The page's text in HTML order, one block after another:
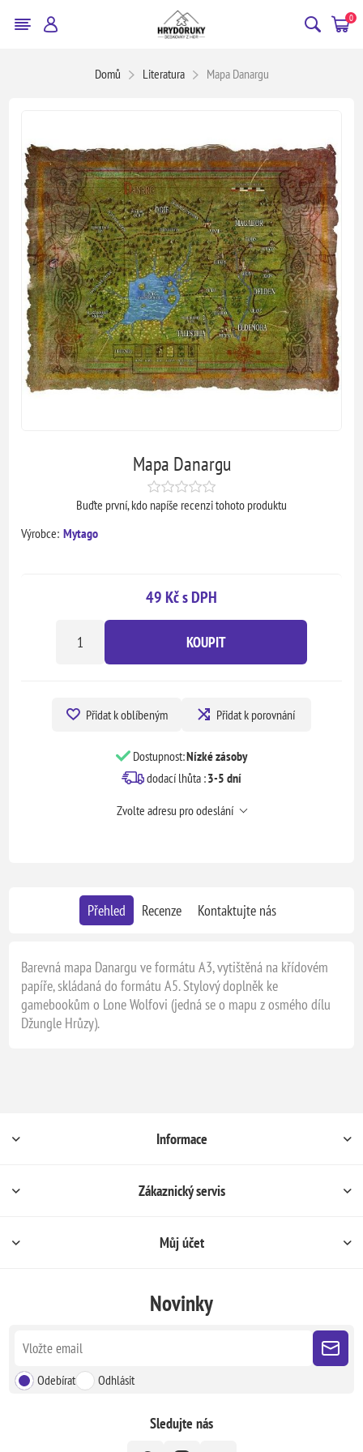
0
Domů Literatura Mapa Danargu
Mapa Danargu
Buďte první, kdo napíše recenzi tohoto produktu
Výrobce: Mytago
49 Kč s DPH
KOUPIT
Přidat k oblíbeným Přidat k porovnání
Dostupnost:Nízké zásoby
dodací lhůta :3-5 dní
Zvolte adresu pro odeslání
Přehled Recenze Kontaktujte nás
Barevná mapa Danargu ve formátu A3, vytištěná na křídovém
papíře, skládaná do formátu A5. Stylový doplněk ke
gamebookům o Lone Wolfovi (jedná se o mapu z osmého dílu
Džungle Hrůzy).
Informace
Zákaznický servis
Můj účet
Novinky
Odebírat Odhlásit
Sledujte nás